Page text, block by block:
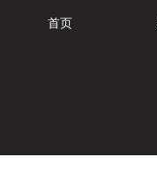
首页